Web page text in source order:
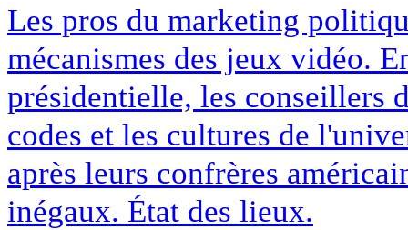
Les pros du marketing
mécanismes des jeux vidéo.
présidentielle, les conseillers
codes et les cultures de
après leurs confrères
inégaux. État des lieux.